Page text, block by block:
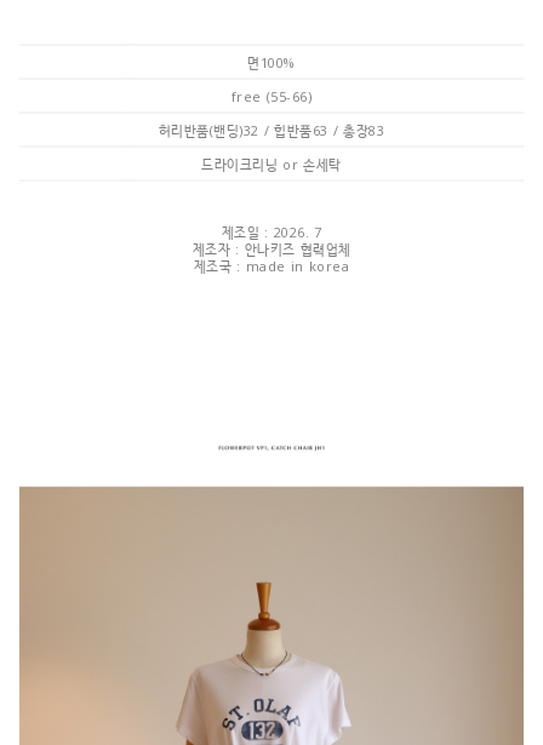
면100%
free (55-66)
허리반품(밴딩)32 / 힙반품63 / 총장83
드라이크리닝 or 손세탁
제조일 : 2026. 7
제조자 : 안나키즈 협력업체
제조국 : made in korea